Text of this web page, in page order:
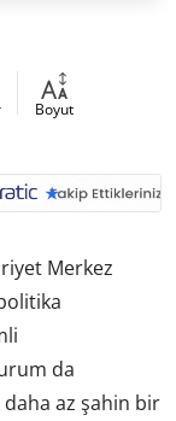
Boyut
Merkez
da
daha az şahin bir